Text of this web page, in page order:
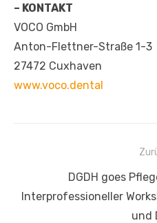
– KONTAKT
VOCO GmbH
Anton-Flettner-Straße 1-3
27472 Cuxhaven
www.voco.dental
DGDH goes
Interprofessioneller
und